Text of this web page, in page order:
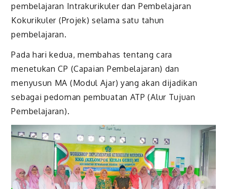
pembelajaran Intrakurikuler dan Pembelajaran
Kokurikuler (Projek) selama satu tahun
pembelajaran.
Pada hari kedua, membahas tentang cara
menetukan CP (Capaian Pembelajaran) dan
menyusun MA (Modul Ajar) yang akan dijadikan
sebagai pedoman pembuatan ATP (Alur Tujuan
Pembelajaran).